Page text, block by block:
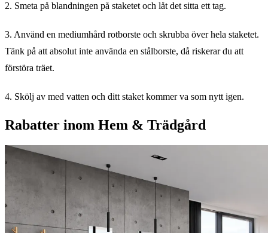
2. Smeta på blandningen på staketet och låt det sitta ett tag.
3. Använd en mediumhård rotborste och skrubba över hela staketet.
Tänk på att absolut inte använda en stålborste, då riskerar du att
förstöra träet.
4. Skölj av med vatten och ditt staket kommer va som nytt igen.
Rabatter inom Hem & Trädgård